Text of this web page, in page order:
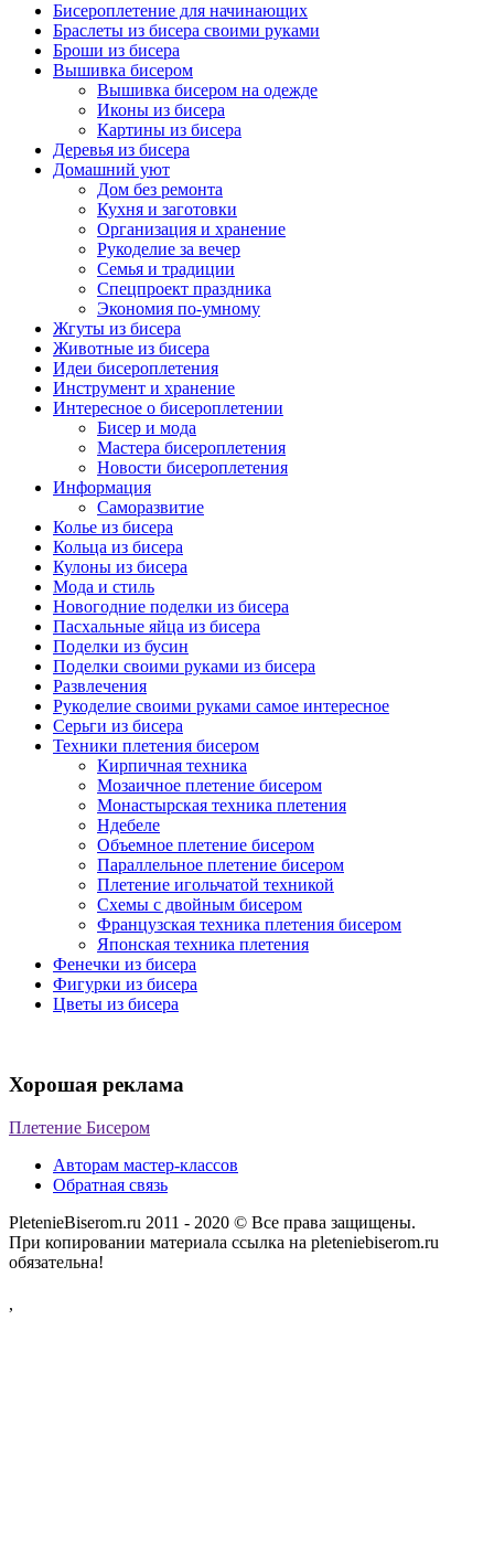
Бисероплетение для начинающих
Браслеты из бисера своими руками
Броши из бисера
Вышивка бисером
Вышивка бисером на одежде
Иконы из бисера
Картины из бисера
Деревья из бисера
Домашний уют
Дом без ремонта
Кухня и заготовки
Организация и хранение
Рукоделие за вечер
Семья и традиции
Спецпроект праздника
Экономия по-умному
Жгуты из бисера
Животные из бисера
Идеи бисероплетения
Инструмент и хранение
Интересное о бисероплетении
Бисер и мода
Мастера бисероплетения
Новости бисероплетения
Информация
Саморазвитие
Колье из бисера
Кольца из бисера
Кулоны из бисера
Мода и стиль
Новогодние поделки из бисера
Пасхальные яйца из бисера
Поделки из бусин
Поделки своими руками из бисера
Развлечения
Рукоделие своими руками самое интересное
Серьги из бисера
Техники плетения бисером
Кирпичная техника
Мозаичное плетение бисером
Монастырская техника плетения
Ндебеле
Объемное плетение бисером
Параллельное плетение бисером
Плетение игольчатой техникой
Схемы с двойным бисером
Французская техника плетения бисером
Японская техника плетения
Фенечки из бисера
Фигурки из бисера
Цветы из бисера
Хорошая реклама
Плетение Бисером
Авторам мастер-классов
Обратная связь
PletenieBiserom.ru 2011 - 2020 © Все права защищены.
При копировании материала ссылка на pleteniebiserom.ru
обязательна!
,